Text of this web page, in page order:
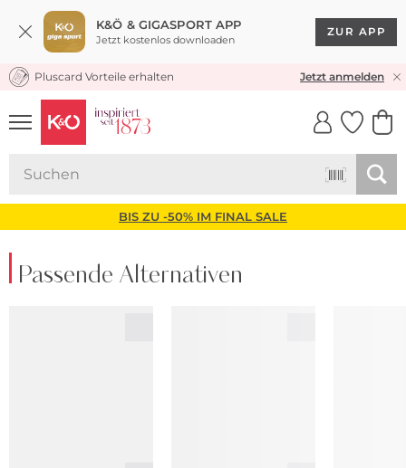
K&Ö & GIGASPORT APP
Jetzt kostenlos downloaden
ZUR APP
KOSTENLOSER VERSAND* & RÜCKVERSAND
Pluscard Vorteile erhalten Jetzt anmelden
UNSERE APP
CLICK &
BIS ZU -50% IM FINAL SALE
Passende Alternativen